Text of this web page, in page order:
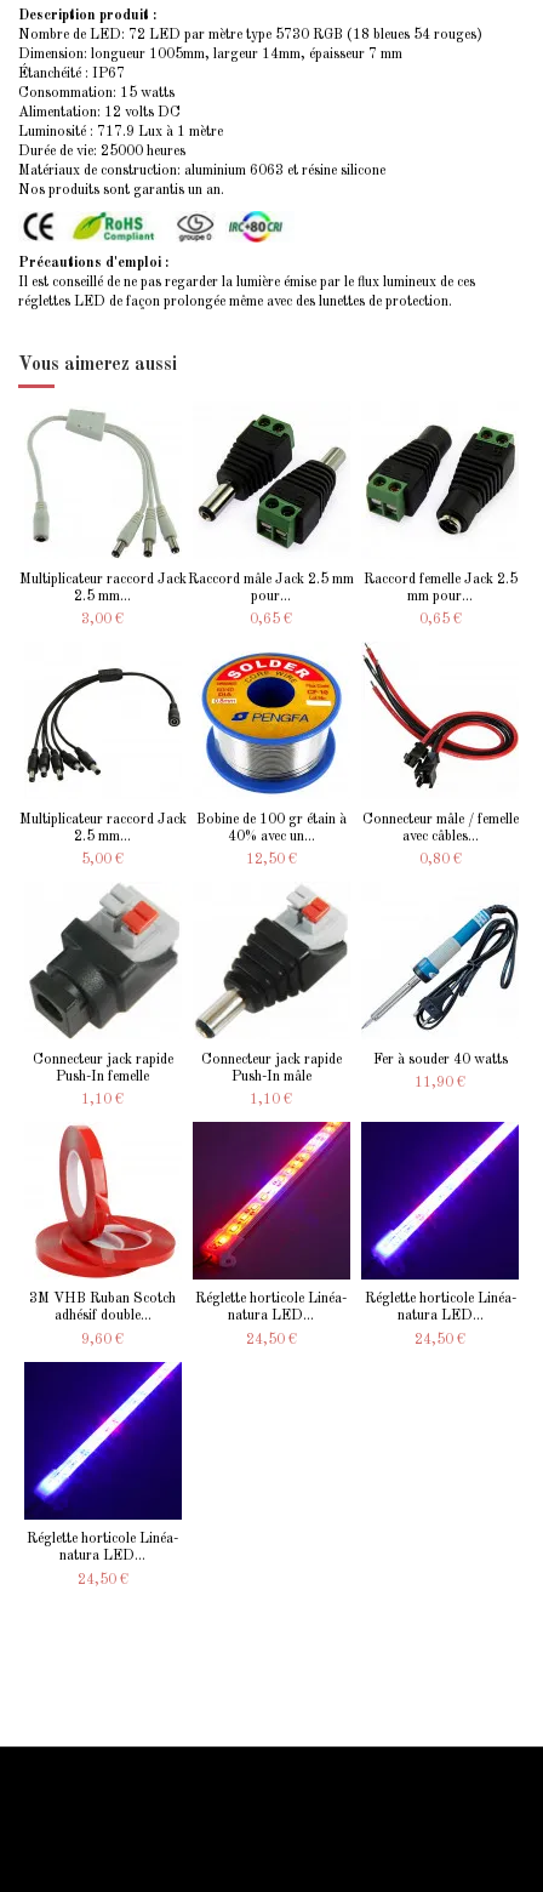
Description produit :
Nombre de LED: 72 LED par mètre type 5730 RGB (18 bleues 54 rouges)
Dimension: longueur 1005mm, largeur 14mm, épaisseur 7 mm
Étanchéité : IP67
Consommation: 15 watts
Alimentation: 12 volts DC
Luminosité : 717.9 Lux à 1 mètre
Durée de vie: 25000 heures
Matériaux de construction: aluminium 6063 et résine silicone
Nos produits sont garantis un an.
Précautions d'emploi :
Il est conseillé de ne pas regarder la lumière émise par le flux lumineux de ces
réglettes LED de façon prolongée même avec des lunettes de protection.
Vous aimerez aussi
Multiplicateur raccord Jack
2.5 mm...
3,00 €
Raccord mâle Jack 2.5 mm
pour...
0,65 €
Raccord femelle Jack 2.5
mm pour...
0,65 €
Multiplicateur raccord Jack
2.5 mm...
5,00 €
Bobine de 100 gr étain à
40% avec un...
12,50 €
Connecteur mâle / femelle
avec câbles...
0,80 €
Connecteur jack rapide
Push-In femelle
1,10 €
Connecteur jack rapide
Push-In mâle
1,10 €
Fer à souder 40 watts
11,90 €
3M VHB Ruban Scotch
adhésif double...
9,60 €
Réglette horticole Linéa-
natura LED...
24,50 €
Réglette horticole Linéa-
natura LED...
24,50 €
Réglette horticole Linéa-
natura LED...
24,50 €